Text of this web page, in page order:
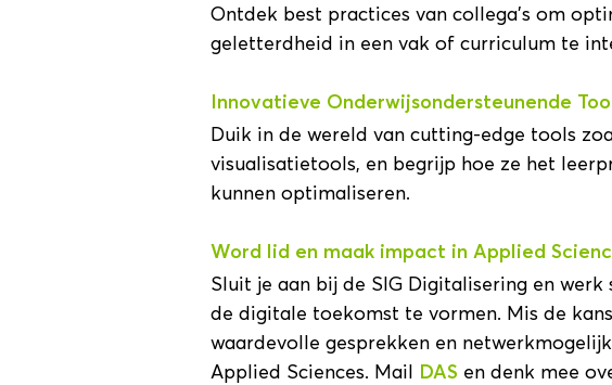
Ontdek best practices van collega’s om
geletterdheid in een vak of curriculum te
Innovatieve Onderwijsondersteunende
Duik in de wereld van cutting-edge tools
visualisatietools, en begrijp hoe ze het
kunnen optimaliseren.
Word lid en maak impact in Applied
Sluit je aan bij de SIG Digitalisering en
de digitale toekomst te vormen. Mis de
waardevolle gesprekken en
Applied Sciences. Mail DAS en denk mee